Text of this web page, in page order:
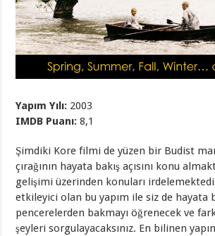
Yapım Yılı: 2003
IMDB Puanı: 8,1
Şimdiki Kore filmi de yüzen bir Budist
çırağının hayata bakış açısını konu
gelişimi üzerinden konuları
etkileyici olan bu yapım ile siz de hayata
pencerelerden bakmayı öğrenecek ve
şeyleri sorgulayacaksınız. En bilinen